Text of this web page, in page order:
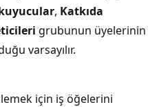
, Katkıda
grubunun üyelerinin
varsayılır.
için iş öğelerini